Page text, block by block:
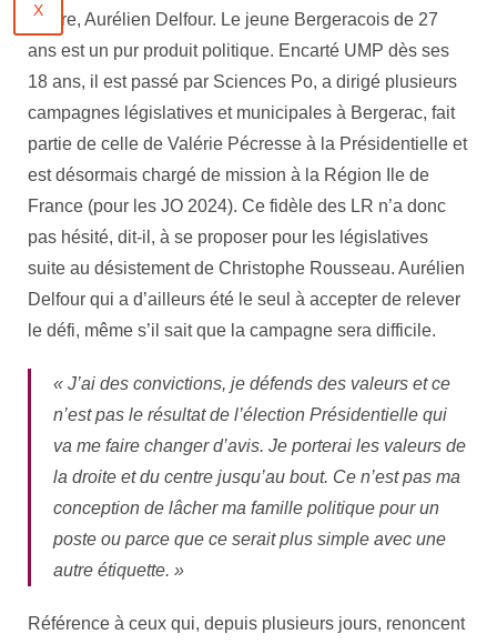
X
centre, Aurélien Delfour. Le jeune Bergeracois de 27
ans est un pur produit politique. Encarté UMP dès ses
18 ans, il est passé par Sciences Po, a dirigé plusieurs
campagnes législatives et municipales à Bergerac, fait
partie de celle de Valérie Pécresse à la Présidentielle et
est désormais chargé de mission à la Région Ile de
France (pour les JO 2024). Ce fidèle des LR n’a donc
pas hésité, dit-il, à se proposer pour les législatives
suite au désistement de Christophe Rousseau. Aurélien
Delfour qui a d’ailleurs été le seul à accepter de relever
le défi, même s’il sait que la campagne sera difficile.
« J’ai des convictions, je défends des valeurs et ce
n’est pas le résultat de l’élection Présidentielle qui
va me faire changer d’avis. Je porterai les valeurs de
la droite et du centre jusqu’au bout. Ce n’est pas ma
conception de lâcher ma famille politique pour un
poste ou parce que ce serait plus simple avec une
autre étiquette. »
Référence à ceux qui, depuis plusieurs jours, renoncent